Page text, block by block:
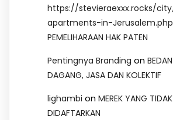
https://stevieraexxx.rocks/
apartments-in-Jerusalem.php
PEMELIHARAAN HAK PATEN
Pentingnya Branding on
DAGANG, JASA DAN KOLEKTIF
lighambi on MEREK YANG
DIDAFTARKAN